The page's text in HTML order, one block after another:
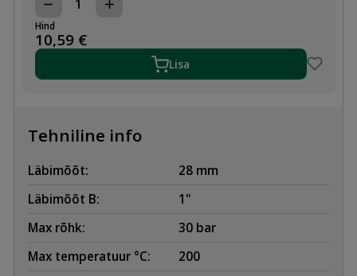
PÕLV
KEERATAV
SK
28x1"
kogus
Hind
10,59 €
Lisa
Tehniline info
Läbimõõt:
28 mm
Läbimõõt B:
1"
Max rõhk:
30 bar
Max temperatuur °C:
200